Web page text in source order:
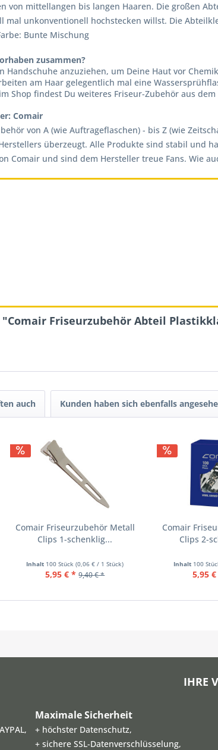
von mittellangen bis langen Haaren. Die großen
mal unkonventionell hochstecken willst. Die
Bunte Mischung
zusammen?
Handschuhe anzuziehen, um Deine Haut vor
am Haar gelegentlich mal eine
Shop findest Du weiteres Friseur-Zubehör aus dem
Comair
von A (wie Auftrageflaschen) - bis Z (wie
überzeugt. Alle Produkte sind stabil und
Comair und sind dem Hersteller treue Fans. Wie
Friseurzubehör Abteil
auch Kunden haben sich ebenfalls
Comair Friseurzubehör Metall
Clips 1-schenklig...
Inhalt 100 Stück(0,06 € / 1 Stück)
5,95 € * 9,40 € *
Comair
Clips 2-
Inhalt 100
5,95
IHRE
Maximale Sicherheit
+ höchster Datenschutz,
+ sichere SSL-Datenverschlüsselung,